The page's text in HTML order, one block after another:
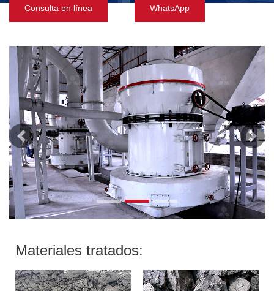
Consulta en línea WhatsApp
Previous Next
Materiales tratados: